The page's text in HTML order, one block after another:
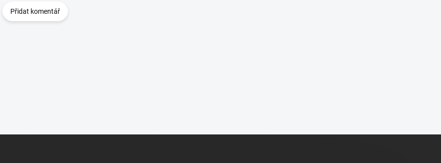
Přidat komentář